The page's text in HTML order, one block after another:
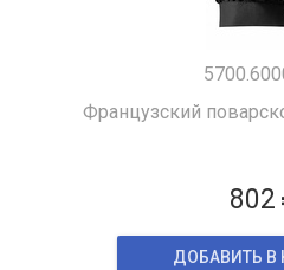
Французский
802
ДОБАВИТЬ В